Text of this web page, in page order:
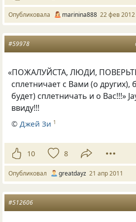
Опубликовала marinina888 22 фев 2012
#59978
«ПОЖАЛУЙСТА, ЛЮДИ,
сплетничает с Вами (о других),
будет) сплетничать и о Вас!!!»
ввиду!!!
©Джей Зи 1
10 8
Опубликовал greatdayz 21 апр 2011
#512606